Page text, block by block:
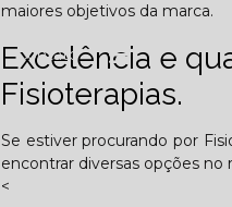
Contato
maiores objetivos da marca.
Excelência e
Fisioterapias.
Se estiver procurando por
encontrar diversas opções
<